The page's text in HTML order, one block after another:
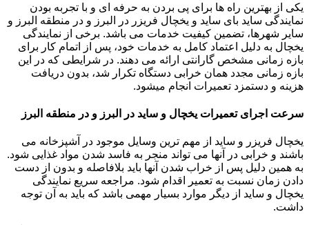
یکی از بهترین راه ها برای پی بردن به حرفه ای و با تجربه بودن
نمایندگی ساید بای ساید و یخچال فریزر در البرز و در منطقه البرز و
سایر شهرها، تضمین کیفیت خدمات می باشد. برخی از نمایندگی
یخچال به دلیل اعتماد کامل به خدمات خود، پس از اتمام کار برای
بازه زمانی مشخص گارانتی ارائه می دهند. در شرایطی که در این
بازه زمانی مجدد همان خرابی دستگاه تکرار شد، بدون دریافت
هزینه و دستمزد تعمیرات انجام میشود.
سرعت اجرای تعمیرات یخچال و ساید در البرز و در منطقه البرز
یخچال فریزر و ساید از مهم ترین وسایل موجود در آشپزخانه می
باشند و خرابی در آنها می تواند منجر به فاسد شدن مواد غذایی شود.
به همین دلیل پس از خراب شدن آنها باید بلافاصله و بدون از دست
دادن زمان نسبت به تعمیر اقدام شود. مراجعه سریع نمایندگی
یخچال و ساید از دیگر موارد بسیار مهمی باشد که باید به آن توجه
داشت.